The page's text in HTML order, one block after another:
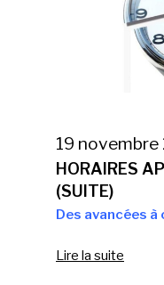
19
HORAIRES
(SUITE)
Des avancées
Lire la suite